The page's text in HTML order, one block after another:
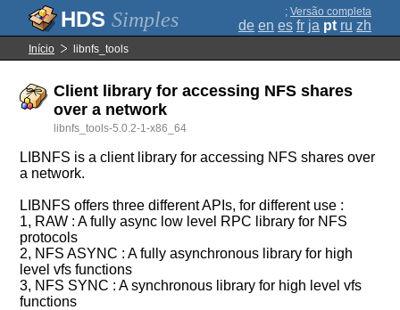
Simples ; Versão completa
de en es fr ja pt ru zh
Início libnfs_tools
Client library for accessing NFS shares
over a network
libnfs_tools-5.0.2-1-x86_64
LIBNFS is a client library for accessing NFS shares over
a network.
LIBNFS offers three different APIs, for different use :
1, RAW : A fully async low level RPC library for NFS
protocols
2, NFS ASYNC : A fully asynchronous library for high
level vfs functions
3, NFS SYNC : A synchronous library for high level vfs
functions